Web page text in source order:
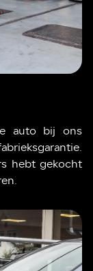
auto bij ons
hebt gekocht